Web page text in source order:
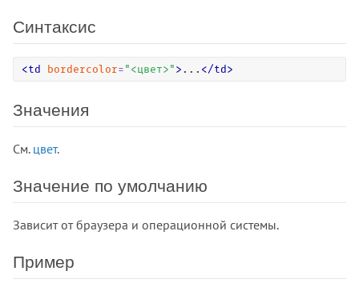
Синтаксис
<td bordercolor= " <цвет> " > ... </td >
Значения
См. цвет.
Значение по умолчанию
Зависит от браузера и операционной системы.
Пример
<fieldset>
<figure>
<footer>
<frame>
<h1>
<h2>
<h4>
<h5>